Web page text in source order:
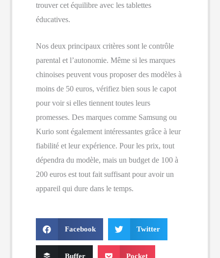
trouver cet équilibre avec les tablettes
éducatives.
Nos deux principaux critères sont le contrôle
parental et l’autonomie. Même si les marques
chinoises peuvent vous proposer des modèles à
moins de 50 euros, vérifiez bien sous le capot
pour voir si elles tiennent toutes leurs
promesses. Des marques comme Samsung ou
Kurio sont également intéressantes grâce à leur
fiabilité et leur expérience. Pour les prix, tout
dépendra du modèle, mais un budget de 100 à
200 euros est tout fait suffisant pour avoir un
appareil qui dure dans le temps.
Facebook Twitter
Buffer Pocket